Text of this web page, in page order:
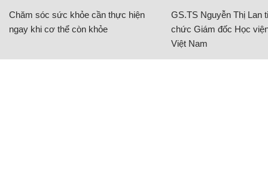
Chăm sóc sức khỏe cần thực hiện
ngay khi cơ thể còn khỏe
GS.TS Nguyễn Thị Lan
chức Giám đốc Học
Việt Nam